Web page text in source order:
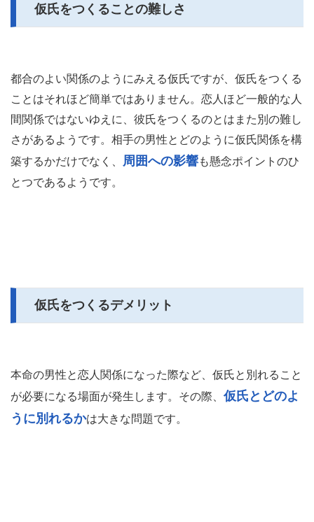
仮氏をつくることの難しさ
都合のよい関係のようにみえる仮氏ですが、仮氏をつくる
ことはそれほど簡単ではありません。恋人ほど一般的な人
間関係ではないゆえに、彼氏をつくるのとはまた別の難し
さがあるようです。相手の男性とどのように仮氏関係を構
築するかだけでなく、 周囲への影響も懸念ポイントのひ
とつであるようです。
仮氏をつくるデメリット
本命の男性と恋人関係になった際など、仮氏と別れること
が必要になる場面が発生します。その際、仮氏とどのよ
うに別れるかは大きな問題です。